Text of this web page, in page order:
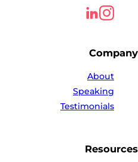
Follow us on LinkedIn
Follow us on LinkedIn
Company
About
Speaking
Testimonials
Resources